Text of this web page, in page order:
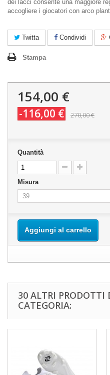
dei lacci consente una maggiore
accogliere i giocatori con arco
Twitta Condividi
Stampa
154,00 €
-116,00 € 270,00 €
Quantità
Misura
Aggiungi al carrello
30 ALTRI PRODOTTI
CATEGORIA: